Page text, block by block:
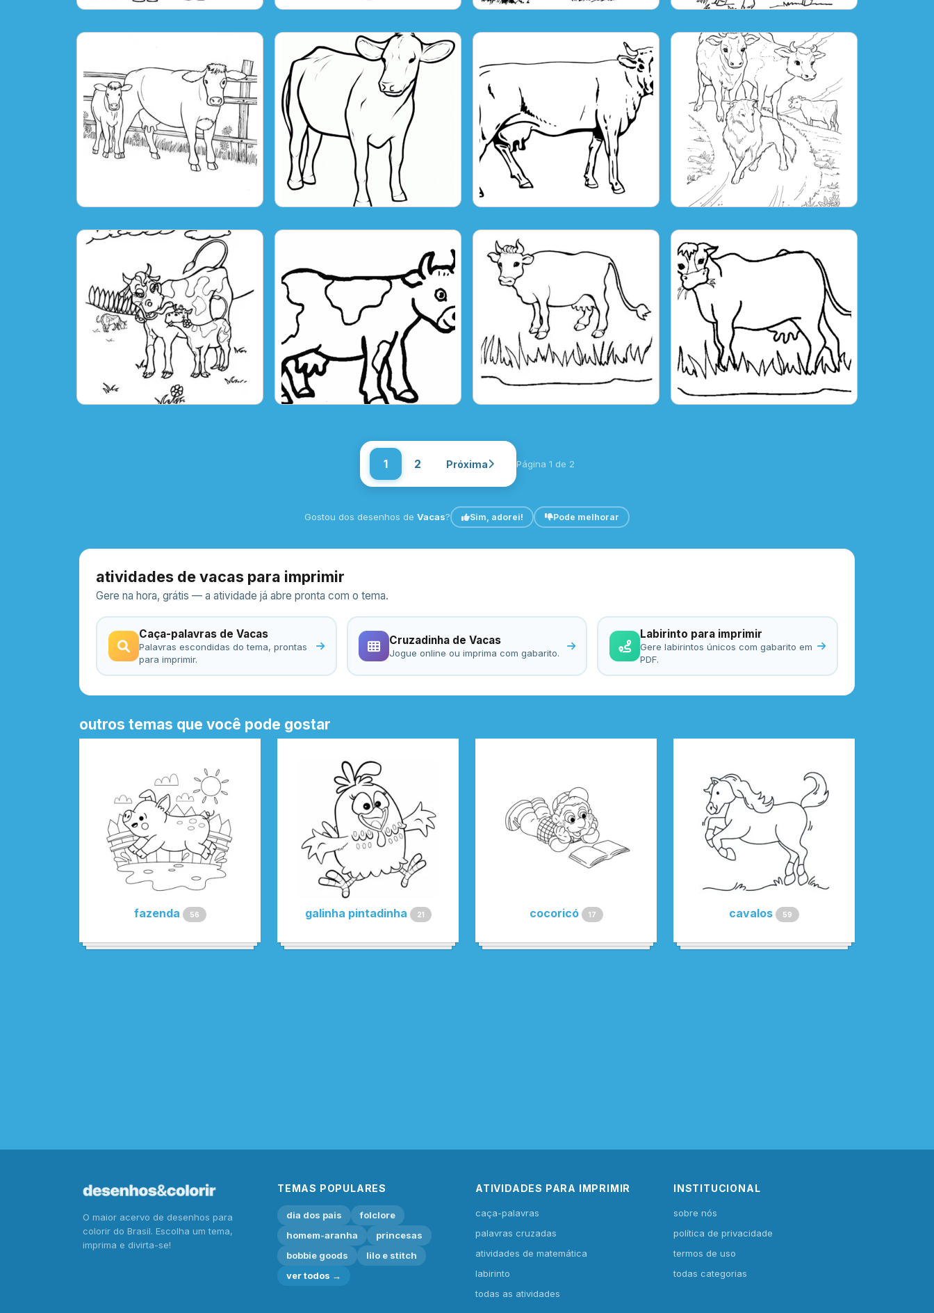
1 2 Próxima Página 1 de 2
Gostou dos desenhos de Vacas? Sim, adorei! Pode melhorar
atividades de vacas para imprimir
Gere na hora, grátis — a atividade já abre pronta com o tema.
Caça-palavras de Vacas
Palavras escondidas do tema, prontas
para imprimir.
Cruzadinha de Vacas
Jogue online ou imprima com gabarito.
Labirinto para imprimir
Gere labirintos únicos com gabarito em
PDF.
outros temas que você pode gostar
fazenda 56 galinha pintadinha 21 cocoricó 17 cavalos 59
O maior acervo de desenhos para
colorir do Brasil. Escolha um tema,
imprima e divirta-se!
TEMAS POPULARES
dia dos pais
folclore
homem-aranha
princesas
bobbie goods
lilo e stitch
ver todos →
ATIVIDADES PARA IMPRIMIR
caça-palavras
palavras cruzadas
atividades de matemática
labirinto
todas as atividades
INSTITUCIONAL
sobre nós
política de privacidade
termos de uso
todas categorias